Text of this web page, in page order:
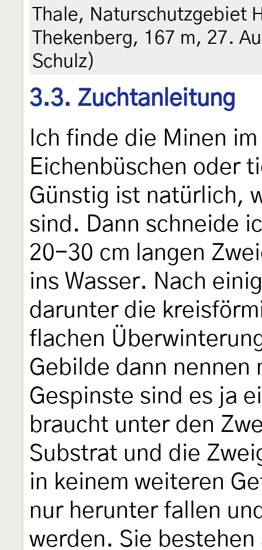
Thale, Naturschutzgebiet
Thekenberg, 167 m, 27.
Schulz)
3.3. Zuchtanleitung
Ich finde die Minen
Eichenbüschen oder
Günstig ist natürlich,
sind. Dann schneide
20-30 cm langen
ins Wasser. Nach
darunter die
flachen
Gebilde dann nennen
Gespinste sind es ja
braucht unter den
Substrat und die
in keinem weiteren
nur herunter fallen
werden. Sie